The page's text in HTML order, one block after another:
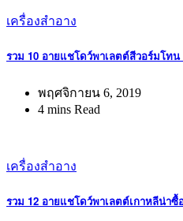
เครื่องสำอาง
รวม 10 อายแชโดว์พาเลตต์สีวอร์มโท
พฤศจิกายน 6, 2019
4 mins Read
เครื่องสำอาง
รวม 12 อายแชโดว์พาเลตต์เกาหลีน่าซื้